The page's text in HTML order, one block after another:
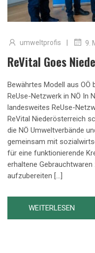
umweltprofis 9.
ReVital Goes
Bewährtes Modell aus OÖ
ReUse-Netzwerk in NÖ In
landesweites ReUse-
ReVital Niederösterreich
die NÖ Umweltverbände
gemeinsam mit
für eine funktionierende
erhaltene
aufzubereiten […]
WEITERLESEN